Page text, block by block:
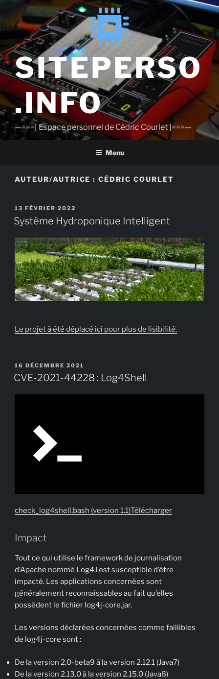
contenu
principal
SITEPERSO
.INFO
—===[ Espace personnel de Cédric Courlet ]===—
Menu
AUTEUR/AUTRICE :CÉDRIC COURLET
PUBLIÉ
LE
13 FÉVRIER 2022
Système Hydroponique Intelligent
Le projet à été déplacé ici pour plus de lisibilité.
PUBLIÉ
LE
16 DÉCEMBRE 2021
CVE-2021-44228 : Log4Shell
check_log4shell.bash (version 1.1)Télécharger
Impact
Tout ce qui utilise le framework de journalisation
d’Apache nommé Log4J est susceptible d’être
impacté. Les applications concernées sont
généralement reconnaissables au fait qu’elles
possèdent le fichier log4j-core.jar.
Les versions déclarées concernées comme faillibles
de log4j-core sont :
De la version 2.0-beta9 à la version 2.12.1 (Java7)
De la version 2.13.0 à la version 2.15.0 (Java8)